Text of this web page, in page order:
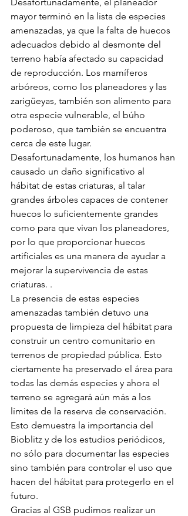
mayor terminó en la lista de especies
amenazadas, ya que la falta de huecos
adecuados debido al desmonte del
terreno había afectado su capacidad
de reproducción. Los mamíferos
arbóreos, como los planeadores y las
zarigüeyas, también son alimento para
otra especie vulnerable, el búho
poderoso, que también se encuentra
cerca de este lugar.
Desafortunadamente, los humanos han
causado un daño significativo al
hábitat de estas criaturas, al talar
grandes árboles capaces de contener
huecos lo suficientemente grandes
como para que vivan los planeadores,
por lo que proporcionar huecos
artificiales es una manera de ayudar a
mejorar la supervivencia de estas
criaturas. .
La presencia de estas especies
amenazadas también detuvo una
propuesta de limpieza del hábitat para
construir un centro comunitario en
terrenos de propiedad pública. Esto
ciertamente ha preservado el área para
todas las demás especies y ahora el
terreno se agregará aún más a los
límites de la reserva de conservación.
Esto demuestra la importancia del
Bioblitz y de los estudios periódicos,
no sólo para documentar las especies
sino también para controlar el uso que
hacen del hábitat para protegerlo en el
futuro.
Gracias al GSB pudimos realizar un